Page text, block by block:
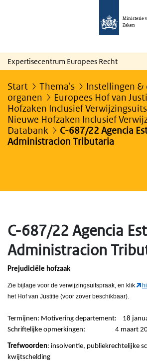
Ministerie
Zaken
Expertisecentrum Europees Recht
Start Thema's
Instellingen &
organen
Europees Hof van
Hofzaken Inclusief
Nieuwe Hofzaken Inclusief
Databank
C-687/22 Agencia
Administracion Tributaria
C-687/22 Agencia
Administracion
Prejudiciële hofzaak
Zie bijlage voor de verwijzingsuitspraak, en klik
het Hof van Justitie (voor zover beschikbaar).
Termijnen: Motivering departement: 18
Schriftelijke opmerkingen: 4 maart
Trefwoorden: insolventie, publiekrechtelijke
kwijtschelding